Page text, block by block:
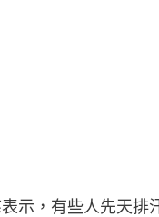
示，有些人先天排